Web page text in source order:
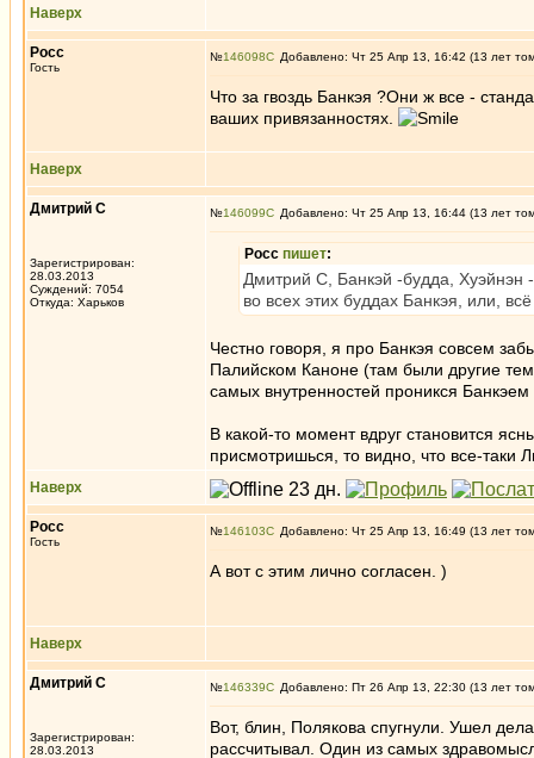
Наверх
Росс
Гость
№146098 Добавлено: Чт 25 Апр 13, 16:42 (13 лет
Что за гвоздь Банкэя ?Они ж все -
ваших привязанностях.
Наверх
Дмитрий С
Зарегистрирован:
28.03.2013
Суждений: 7054
Откуда: Харьков
№146099 Добавлено: Чт 25 Апр 13, 16:44 (13 лет
Росс пишет:
Дмитрий С, Банкэй -будда, Хуэйнэн
во всех этих буддах Банкэя, или,
Честно говоря, я про Банкэя совсем
Палийском Каноне (там были другие
самых внутренностей проникся Банкэем
В какой-то момент вдруг становится
присмотришься, то видно, что все-таки
Наверх
Росс
Гость
№146103 Добавлено: Чт 25 Апр 13, 16:49 (13 лет
А вот с этим лично согласен. )
Наверх
Дмитрий С
Зарегистрирован:
28.03.2013
№146339 Добавлено: Пт 26 Апр 13, 22:30 (13 лет
Вот, блин, Полякова спугнули. Ушел
рассчитывал. Один из самых